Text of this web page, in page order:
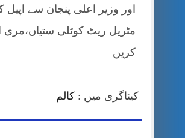
اور وزیر اعلی پنجان سے
مٹریل ریٹ کوٹلی
کریں
کیٹاگری میں : کالم